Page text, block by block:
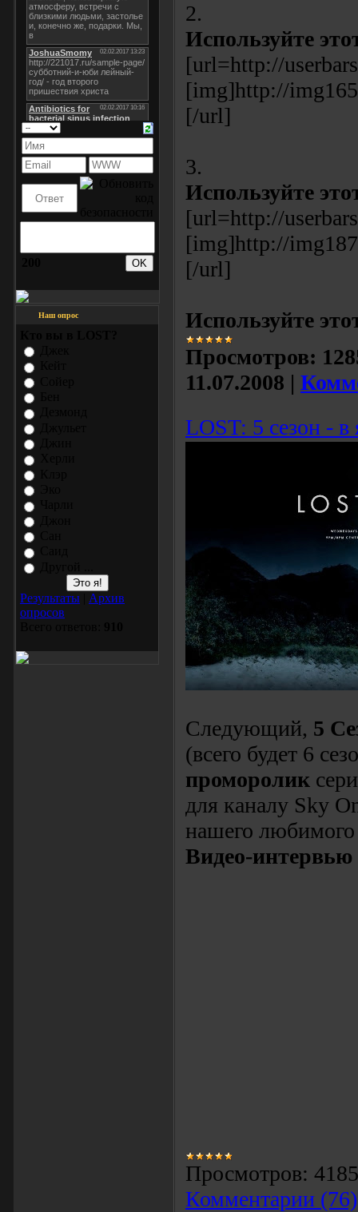
Наш опрос
Результаты
Архив
опросов
2.
Используйте
[url=http://
[img]http://
[/url]
3.
Используйте
[url=http://
[img]http://
[/url]
Используйте
Просмотров:
11.07.2008 |
LOST: 5 сезон - в
Следующий, 5
(всего будет 6
проморолик
для каналу Sky
нашего любимого
Видео-
Просмотров:
Комментарии (76)